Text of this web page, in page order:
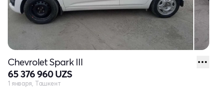
Chevrolet Spark III
65 376 960 UZS
1 января, Ташкент